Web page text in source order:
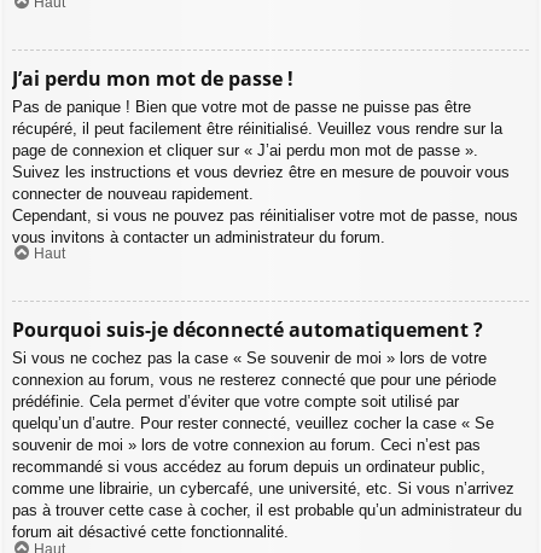
J’ai perdu mon mot de passe !
Pas de panique ! Bien que votre mot de passe ne puisse pas être
récupéré, il peut facilement être réinitialisé. Veuillez vous rendre sur la
page de connexion et cliquer sur « J’ai perdu mon mot de passe ».
Suivez les instructions et vous devriez être en mesure de pouvoir vous
connecter de nouveau rapidement.
Cependant, si vous ne pouvez pas réinitialiser votre mot de passe, nous
vous invitons à contacter un administrateur du forum.
Haut
Pourquoi suis-je déconnecté automatiquement ?
Si vous ne cochez pas la case « Se souvenir de moi » lors de votre
connexion au forum, vous ne resterez connecté que pour une période
prédéfinie. Cela permet d’éviter que votre compte soit utilisé par
quelqu’un d’autre. Pour rester connecté, veuillez cocher la case « Se
souvenir de moi » lors de votre connexion au forum. Ceci n’est pas
recommandé si vous accédez au forum depuis un ordinateur public,
comme une librairie, un cybercafé, une université, etc. Si vous n’arrivez
pas à trouver cette case à cocher, il est probable qu’un administrateur du
forum ait désactivé cette fonctionnalité.
Haut